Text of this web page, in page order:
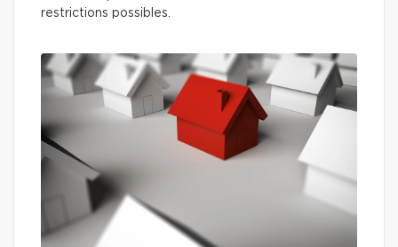
restrictions possibles.